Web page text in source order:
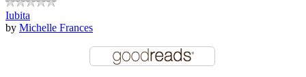
Iubita
by Michelle Frances